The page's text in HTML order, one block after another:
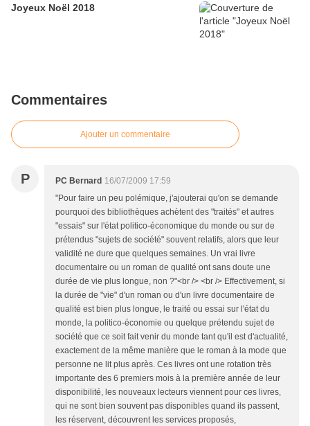
Joyeux Noël 2018
Commentaires
Ajouter un commentaire
P PC Bernard 16/07/2009 17:59
"Pour faire un peu polémique, j'ajouterai qu'on se demande
pourquoi des bibliothèques achètent des "traités" et autres
"essais" sur l'état politico-économique du monde ou sur de
prétendus "sujets de société" souvent relatifs, alors que leur
validité ne dure que quelques semaines. Un vrai livre
documentaire ou un roman de qualité ont sans doute une
durée de vie plus longue, non ?"<br /> <br /> Effectivement, si
la durée de "vie" d'un roman ou d'un livre documentaire de
qualité est bien plus longue, le traité ou essai sur l'état du
monde, la politico-économie ou quelque prétendu sujet de
société que ce soit fait venir du monde tant qu'il est d'actualité,
exactement de la même manière que le roman à la mode que
personne ne lit plus après. Ces livres ont une rotation très
importante des 6 premiers mois à la première année de leur
disponibilité, les nouveaux lecteurs viennent pour ces livres,
qui ne sont bien souvent pas disponibles quand ils passent,
les réservent, découvrent les services proposés,